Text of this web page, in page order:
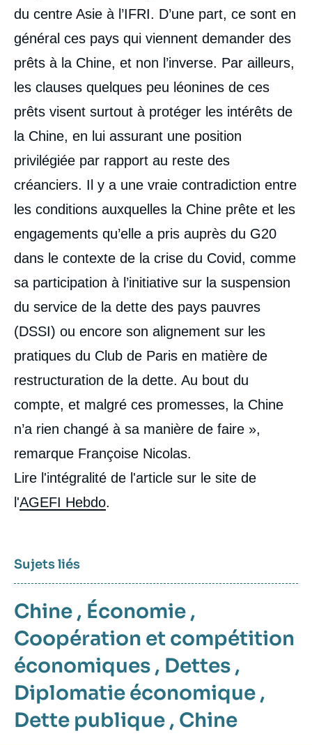
du centre Asie à l’IFRI. D’une part, ce sont en
général ces pays qui viennent demander des
prêts à la Chine, et non l’inverse. Par ailleurs,
les clauses quelques peu léonines de ces
prêts visent surtout à protéger les intérêts de
la Chine, en lui assurant une position
privilégiée par rapport au reste des
créanciers. Il y a une vraie contradiction entre
les conditions auxquelles la Chine prête et les
engagements qu’elle a pris auprès du G20
dans le contexte de la crise du Covid, comme
sa participation à l’initiative sur la suspension
du service de la dette des pays pauvres
(DSSI) ou encore son alignement sur les
pratiques du Club de Paris en matière de
restructuration de la dette. Au bout du
compte, et malgré ces promesses, la Chine
n’a rien changé à sa manière de faire »,
remarque Françoise Nicolas.
Lire l'intégralité de l'article sur le site de
l'AGEFI Hebdo.
Sujets liés
Chine , Économie ,
Coopération et compétition
économiques , Dettes ,
Diplomatie économique ,
Dette publique , Chine